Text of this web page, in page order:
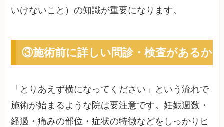
いけないこと）の知識が重要になります。
③施術前に詳しい問診・検査があるか
「とりあえず横になってください」という流れで
施術が始まるような院は要注意です。妊娠週数・
経過・痛みの部位・症状の特徴などをしっかりヒ